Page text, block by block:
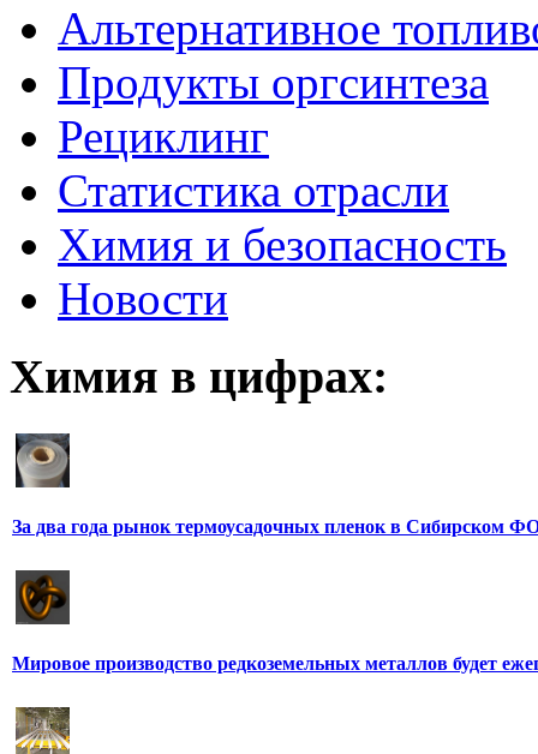
Альтернативное
Продукты оргсинтеза
Рециклинг
Статистика отрасли
Химия и безопасность
Новости
Химия в цифрах:
За два года рынок термоусадочных пленок в Сибирском
Мировое производство редкоземельных металлов будет